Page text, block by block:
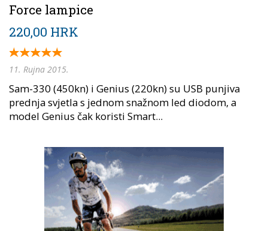
Force lampice
220,00 HRK
11. Rujna 2015.
Sam-330 (450kn) i Genius (220kn) su USB punjiva
prednja svjetla s jednom snažnom led diodom, a
model Genius čak koristi Smart...